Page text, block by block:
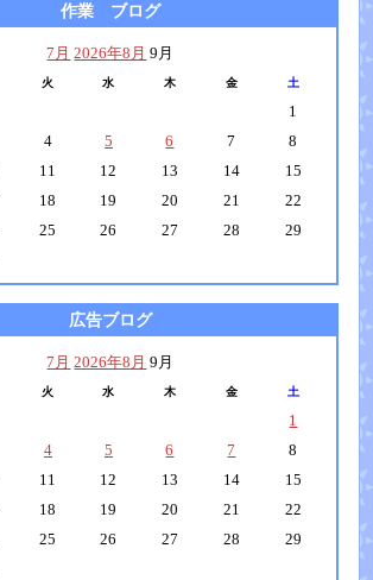
作業 ブログ
7月 2026年8月 9月
火 水 木 金 土
1
4 5 6 7
8
11 12 13 14
15
18 19 20 21
22
25 26 27 28
29
広告ブログ
7月 2026年8月 9月
火 水 木 金 土
1
4 5 6 7
8
11 12 13 14
15
18 19 20 21
22
25 26 27 28
29